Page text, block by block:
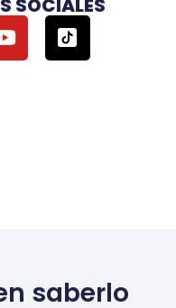
SOCIALES
saberlo